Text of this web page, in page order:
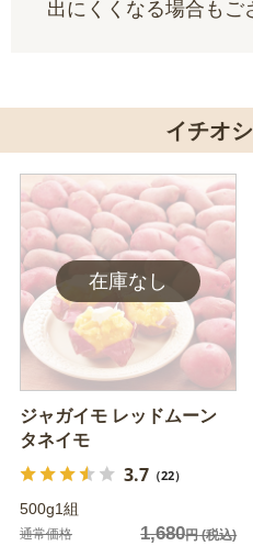
出にくくなる場合もご
イチオ
ジャガイモ レッドムーン
タネイモ
3.7（22）
500g1組
通常価格 1,680円(税込)